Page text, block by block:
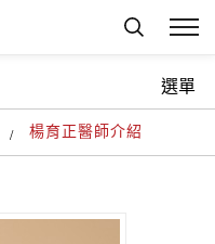
楊育正醫師介紹
選單